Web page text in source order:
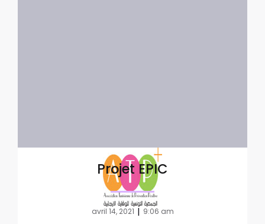
Projet EPIC
avril 14, 2021 | 9:06 am